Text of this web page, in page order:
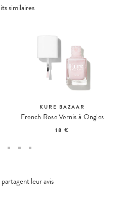
similaires
KURE BAZAAR
French Rose Vernis à Ongles
18 €
leur avis